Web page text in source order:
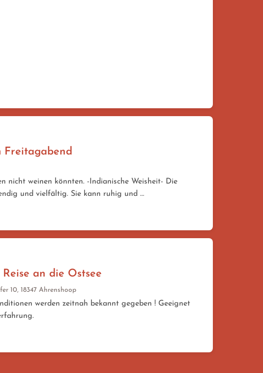
Freitagabend
nicht weinen könnten. -Indianische Weisheit- Die
und vielfältig. Sie kann ruhig und …
an die Ostsee
10, 18347 Ahrenshoop
werden zeitnah bekannt gegeben ! Geeignet